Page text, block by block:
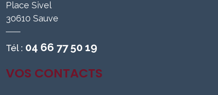
Place Sivel
30610 Sauve
Tél : 04 66 77 50 19
VOS CONTACTS